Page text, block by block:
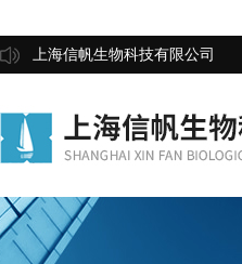
上海信帆生物科技有限公司